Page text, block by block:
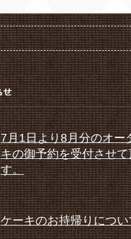
7月1日より8月分のオー
キの御予約を受付させ
す。
ケーキのお持帰りについ